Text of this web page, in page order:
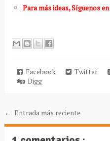
Para más ideas,Síguenos en
Facebook Twitter
Digg
← Entrada más reciente